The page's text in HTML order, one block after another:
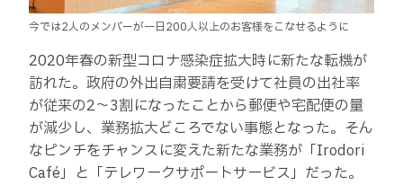
今では2人のメンバーが一日200人以上のお客様をこなせるように
2020年春の新型コロナ感染症拡大時に新たな転機が
訪れた。政府の外出自粛要請を受けて社員の出社率
が従来の2〜3割になったことから郵便や宅配便の量
が減少し、業務拡大どころでない事態となった。そん
なピンチをチャンスに変えた新たな業務が「Irodori
Café」と「テレワークサポートサービス」だった。